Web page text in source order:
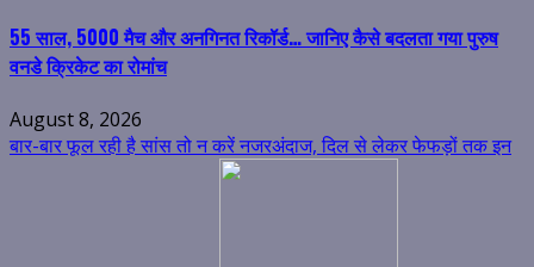
55 साल, 5000 मैच और अनगिनत रिकॉर्ड… जानिए कैसे बदलता गया पुरुष
वनडे क्रिकेट का रोमांच
August 8, 2026
बार-बार फूल रही है सांस तो न करें नजरअंदाज, दिल से लेकर फेफड़ों तक इन